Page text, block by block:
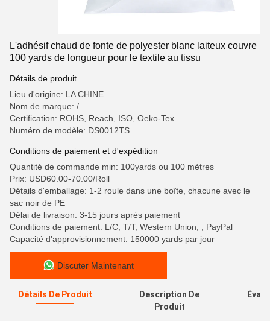
L'adhésif chaud de fonte de polyester blanc laiteux couvre
100 yards de longueur pour le textile au tissu
Détails de produit
Lieu d'origine: LA CHINE
Nom de marque: /
Certification: ROHS, Reach, ISO, Oeko-Tex
Numéro de modèle: DS0012TS
Conditions de paiement et d'expédition
Quantité de commande min: 100yards ou 100 mètres
Prix: USD60.00-70.00/Roll
Détails d'emballage: 1-2 roule dans une boîte, chacune avec le
sac noir de PE
Délai de livraison: 3-15 jours après paiement
Conditions de paiement: L/C, T/T, Western Union, , PayPal
Capacité d'approvisionnement: 150000 yards par jour
Discuter Maintenant
Détails De Produit
Description De
Produit